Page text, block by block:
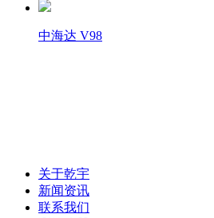
中海达 V98
关于乾宇
新闻资讯
联系我们